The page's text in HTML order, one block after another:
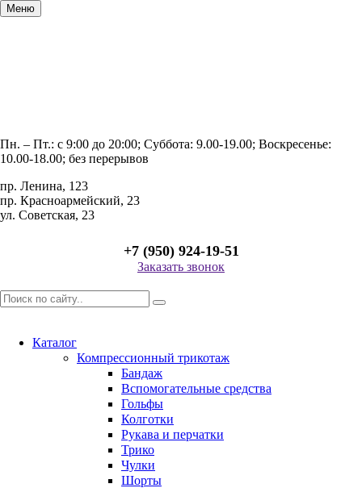
Меню
Пн. – Пт.: с 9:00 до 20:00; Суббота: 9.00-19.00; Воскресенье:
10.00-18.00; без перерывов
пр. Ленина, 123
пр. Красноармейский, 23
ул. Советская, 23
+7 (950) 924-19-51
Заказать звонок
Каталог
Компрессионный трикотаж
Бандаж
Вспомогательные средства
Гольфы
Колготки
Рукава и перчатки
Трико
Чулки
Шорты